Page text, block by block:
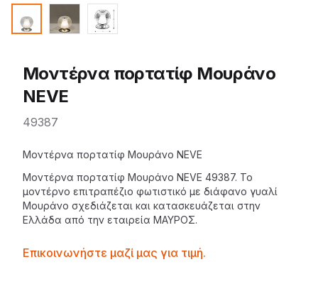
Μοντέρνα πορτατίφ Μουράνο
NEVE
49387
Description
Μοντέρνα πορτατίφ Μουράνο NEVE
Μοντέρνα πορτατίφ Μουράνο NEVE 49387. Το
μοντέρνο επιτραπέζιο φωτιστικό με διάφανο γυαλί
Μουράνο σχεδιάζεται και κατασκευάζεται στην
Ελλάδα από την εταιρεία ΜΑΥΡΟΣ.
Contactprice
Επικοινωνήστε μαζί μας για τιμή.